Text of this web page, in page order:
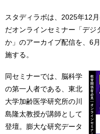
スタディラボは、2025年12
だオンラインセミナー「デ
か」のアーカイブ配信を、6
施する。
同セミナーでは、脳科学
の第一人者である、東北
大学加齢医学研究所の川
島隆太教授が講師として
登壇。膨大な研究データ